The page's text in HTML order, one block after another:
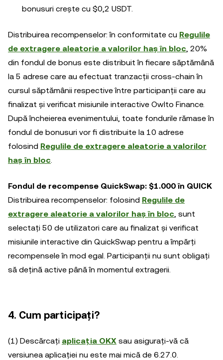
bonusuri crește cu $0,2 USDT.
Distribuirea recompenselor: în conformitate cu Regulile
de extragere aleatorie a valorilor haș în bloc, 20%
din fondul de bonus este distribuit în fiecare săptămână
la 5 adrese care au efectuat tranzacții cross-chain în
cursul săptămânii respective între participanții care au
finalizat și verificat misiunile interactive Owlto Finance.
După încheierea evenimentului, toate fondurile rămase în
fondul de bonusuri vor fi distribuite la 10 adrese
folosind Regulile de extragere aleatorie a valorilor
haș în bloc.
Fondul de recompense QuickSwap: $1.000 în QUICK
Distribuirea recompenselor: folosind Regulile de
extragere aleatorie a valorilor haș în bloc, sunt
selectați 50 de utilizatori care au finalizat și verificat
misiunile interactive din QuickSwap pentru a împărți
recompensele în mod egal. Participanții nu sunt obligați
să dețină active până în momentul extragerii.
4. Cum participați?
(1) Descărcați aplicația OKX sau asigurați-vă că
versiunea aplicației nu este mai mică de 6.27.0.